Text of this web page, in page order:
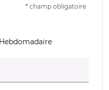
* champ obligatoire
Hebdomadaire
obligatoire)